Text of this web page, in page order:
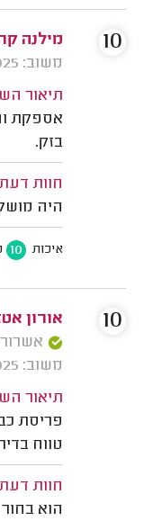
מילנה
משוב: 31/10/2025
תיאור
אספקת
בזק.
חוות
היה
איכות 10
10
אורון
אשרור: 17/10/
משוב: 18/08/2025
תיאור
פריסת
טווח
חוות
הוא
10